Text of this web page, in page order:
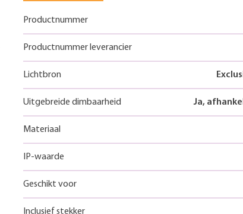
Productnummer
Productnummer leverancier
Lichtbron
Uitgebreide dimbaarheid Ja,
Materiaal
IP-waarde
Geschikt voor
Inclusief stekker